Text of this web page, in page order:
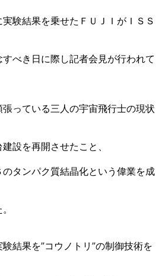
験結果を乗せたＦＵＪＩがＩＳＳ
すべき日に際し記者会見が行われて
っている三人の宇宙飛行士の現状
設を再開させたこと、
タンパク質結晶化という偉業を成
結果を”コウノトリ”の制御技術を